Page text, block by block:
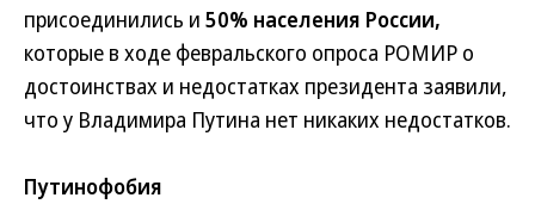
присоединились и 50% населения России,
которые в ходе февральского опроса РОМИР о
достоинствах и недостатках президента заявили,
что у Владимира Путина нет никаких недостатков.
Путинофобия